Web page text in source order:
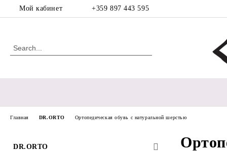
Мой кабинет +359 897 443 595
DR.ORTO
Главная DR.ORTO Ортопедическая обувь с натуральной шерстью